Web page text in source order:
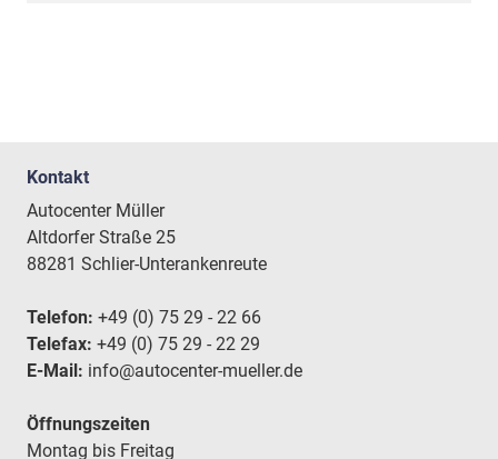
Kontakt
Autocenter Müller
Altdorfer Straße 25
88281 Schlier-Unterankenreute
Telefon: +49 (0) 75 29 - 22 66
Telefax: +49 (0) 75 29 - 22 29
E-Mail: info@autocenter-mueller.de
Öffnungszeiten
Montag bis Freitag